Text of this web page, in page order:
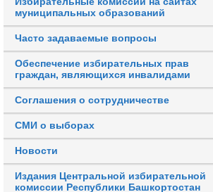
муниципальных образований
Часто задаваемые вопросы
Обеспечение избирательных прав
граждан, являющихся инвалидами
Соглашения о сотрудничестве
СМИ о выборах
Новости
Издания Центральной избирательной
комиссии Республики Башкортостан